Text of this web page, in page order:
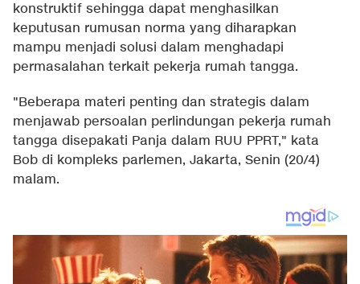
konstruktif sehingga dapat menghasilkan
keputusan rumusan norma yang diharapkan
mampu menjadi solusi dalam menghadapi
permasalahan terkait pekerja rumah tangga.
"Beberapa materi penting dan strategis dalam
menjawab persoalan perlindungan pekerja rumah
tangga disepakati Panja dalam RUU PPRT," kata
Bob di kompleks parlemen, Jakarta, Senin (20/4)
malam.